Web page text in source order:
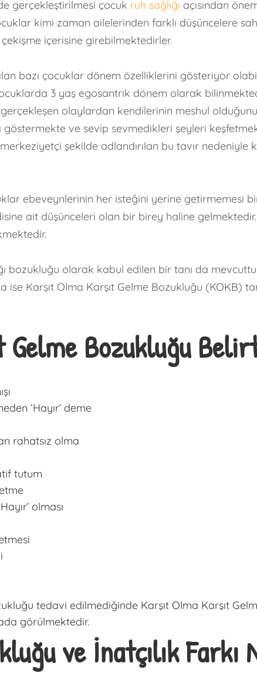
gerçekleştirilmesi çocuk ruh sağlığı açısından
kimi zaman ailelerinden farklı düşüncelere
içerisine girebilmektedirler.
bazı çocuklar dönem özelliklerini gösteriyor
3 yaş egosantrik dönem olarak
olaylardan kendilerinin meshul
ve sevip sevmedikleri şeyleri
şekilde adlandırılan bu tavır
ebeveynlerinin her isteğini yerine getirmemesi
ait düşünceleri olan bir birey haline
bozukluğu olarak kabul edilen bir tanı da
Karşıt Olma Karşıt Gelme Bozukluğu (KOKB)
Gelme Bozukluğu
‘Hayır’ deme
rahatsız olma
tutum
olması
tedavi edilmediğinde Karşıt Olma Karşıt
görülmektedir.
ve İnatçılık Farkı